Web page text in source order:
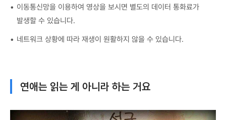
이동통신망을 이용하여 영상을 보시면 별도의 데이터 통화료가
발생할 수 있습니다.
네트워크 상황에 따라 재생이 원활하지 않을 수 있습니다.
연애는 읽는 게 아니라 하는 거요